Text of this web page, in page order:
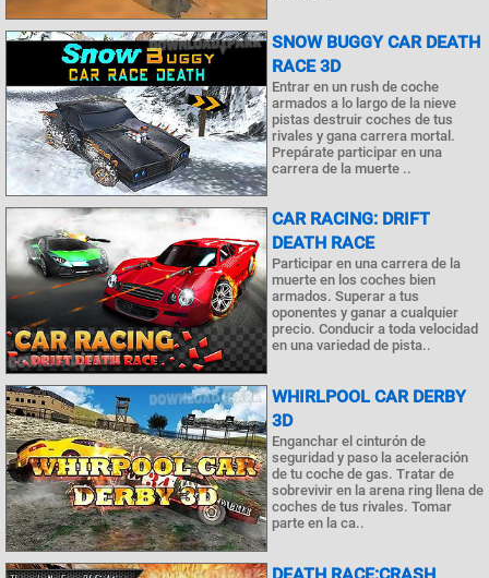
SNOW BUGGY CAR DEATH
RACE 3D
Entrar en un rush de coche
armados a lo largo de la nieve
pistas destruir coches de tus
rivales y gana carrera mortal.
Prepárate participar en una
carrera de la muerte ..
CAR RACING: DRIFT
DEATH RACE
Participar en una carrera de la
muerte en los coches bien
armados. Superar a tus
oponentes y ganar a cualquier
precio. Conducir a toda velocidad
en una variedad de pista..
WHIRLPOOL CAR DERBY
3D
Enganchar el cinturón de
seguridad y paso la aceleración
de tu coche de gas. Tratar de
sobrevivir en la arena ring llena de
coches de tus rivales. Tomar
parte en la ca..
DEATH RACE:CRASH